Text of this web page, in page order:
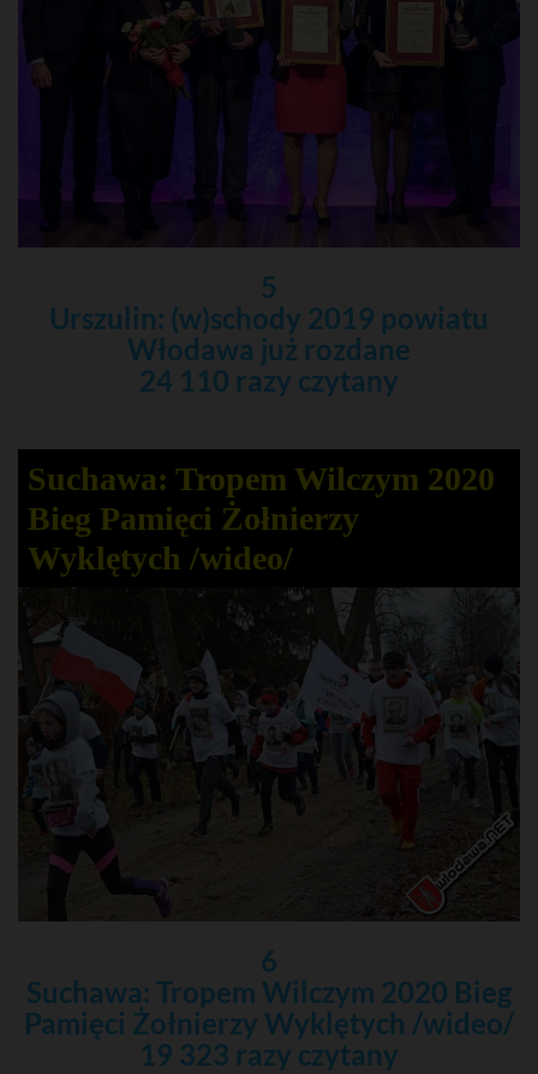
5
Urszulin: (w)schody 2019 powiatu
Włodawa już rozdane
24 110 razy czytany
Suchawa: Tropem Wilczym 2020
Bieg Pamięci Żołnierzy
Wyklętych /wideo/
6
Suchawa: Tropem Wilczym 2020 Bieg
Pamięci Żołnierzy Wyklętych /wideo/
19 323 razy czytany